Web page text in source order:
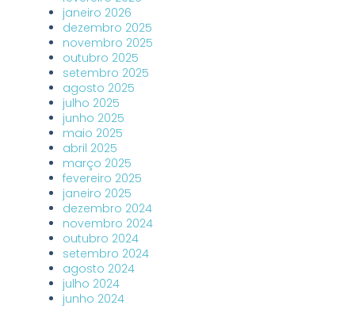
janeiro 2026
dezembro 2025
novembro 2025
outubro 2025
setembro 2025
agosto 2025
julho 2025
junho 2025
maio 2025
abril 2025
março 2025
fevereiro 2025
janeiro 2025
dezembro 2024
novembro 2024
outubro 2024
setembro 2024
agosto 2024
julho 2024
junho 2024